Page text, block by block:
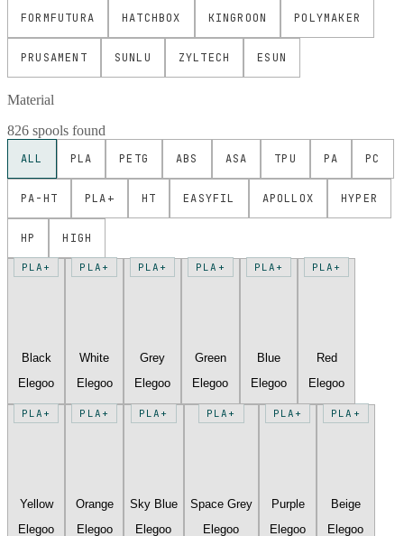
FORMFUTURA HATCHBOX KINGROON POLYMAKER
PRUSAMENT SUNLU ZYLTECH ESUN
Material
826 spools found
ALL PLA PETG ABS ASA TPU PA PC
PA-HT PLA+ HT EASYFIL APOLLOX HYPER
HP HIGH
PLA+
Black
Elegoo
PLA+
White
Elegoo
PLA+
Grey
Elegoo
PLA+
Green
Elegoo
PLA+
Blue
Elegoo
PLA+
Red
Elegoo
PLA+
Yellow
Elegoo
PLA+
Orange
Elegoo
PLA+
Sky Blue
Elegoo
PLA+
Space Grey
Elegoo
PLA+
Purple
Elegoo
PLA+
Beige
Elegoo